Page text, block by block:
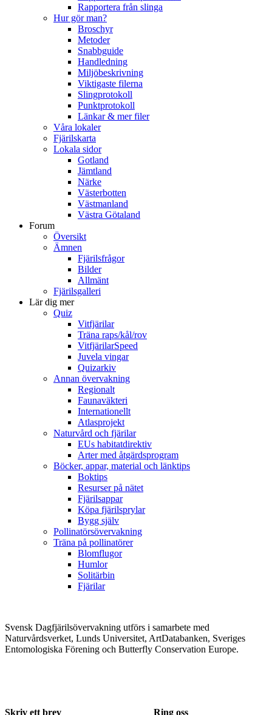
Rapportera från slinga
Hur gör man?
Broschyr
Metoder
Snabbguide
Handledning
Miljöbeskrivning
Viktigaste filerna
Slingprotokoll
Punktprotokoll
Länkar & mer filer
Våra lokaler
Fjärilskarta
Lokala sidor
Gotland
Jämtland
Närke
Västerbotten
Västmanland
Västra Götaland
Forum
Översikt
Ämnen
Fjärilsfrågor
Bilder
Allmänt
Fjärilsgalleri
Lär dig mer
Quiz
Vitfjärilar
Träna raps/kål/rov
VitfjärilarSpeed
Juvela vingar
Quizarkiv
Annan övervakning
Regionalt
Faunaväkteri
Internationellt
Atlasprojekt
Naturvård och fjärilar
EUs habitatdirektiv
Arter med åtgärdsprogram
Böcker, appar, material och länktips
Boktips
Resurser på nätet
Fjärilsappar
Köpa fjärilsprylar
Bygg själv
Pollinatörsövervakning
Träna på pollinatörer
Blomflugor
Humlor
Solitärbin
Fjärilar
Svensk Dagfjärilsövervakning utförs i samarbete med
Naturvårdsverket, Lunds Universitet, ArtDatabanken, Sveriges
Entomologiska Förening och Butterfly Conservation Europe.
Skriv ett brev Ring oss